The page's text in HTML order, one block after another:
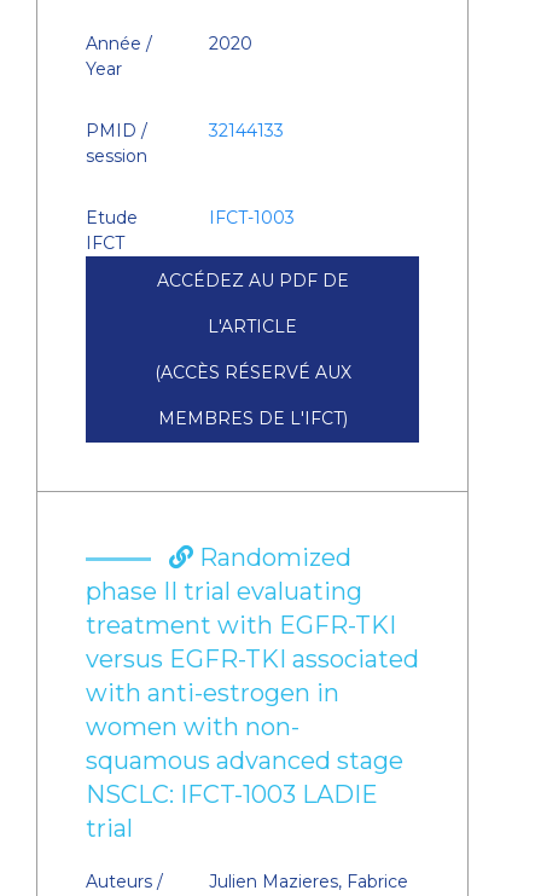
Année /
Year
2020
PMID /
session
32144133
Etude
IFCT
IFCT-1003
ACCÉDEZ AU PDF DE
L'ARTICLE
(ACCÈS RÉSERVÉ AUX
MEMBRES DE L'IFCT)
Randomized
phase II trial evaluating
treatment with EGFR-TKI
versus EGFR-TKI associated
with anti-estrogen in
women with non-
squamous advanced stage
NSCLC: IFCT-1003 LADIE
trial
Auteurs /
Julien Mazieres, Fabrice